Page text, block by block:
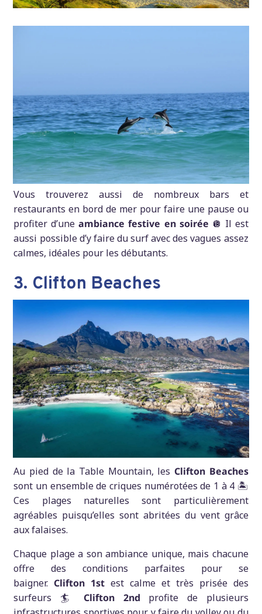
Vous trouverez aussi de nombreux bars et
restaurants en bord de mer pour faire une pause ou
profiter d’uneambiance festive en soirée 🪩 Il est
aussi possible d’y faire du surf avec des vagues assez
calmes, idéales pour les débutants.
3. Clifton Beaches
Au pied de la Table Mountain, les Clifton Beaches
sont un ensemble de criques numérotées de 1 à 4 🏝️
Ces plages naturelles sont particulièrement
agréables puisqu’elles sont abritées du vent grâce
aux falaises.
Chaque plage a son ambiance unique, mais chacune
offre des conditions parfaites pour se
baigner. Clifton 1stest calme et très prisée des
surfeurs 🏄 Clifton 2nd profite de plusieurs